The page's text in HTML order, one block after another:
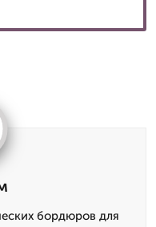
бордюров для